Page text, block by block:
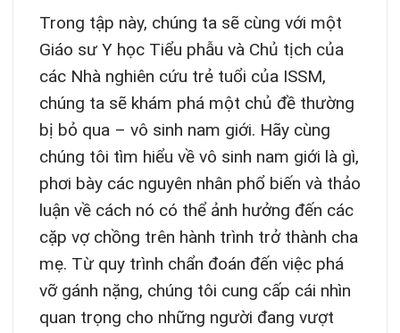
Trong tập này, chúng ta sẽ cùng với một
Giáo sư Y học Tiểu phẫu và Chủ tịch của
các Nhà nghiên cứu trẻ tuổi của ISSM,
chúng ta sẽ khám phá một chủ đề thường
bị bỏ qua – vô sinh nam giới. Hãy cùng
chúng tôi tìm hiểu về vô sinh nam giới là gì,
phơi bày các nguyên nhân phổ biến và thảo
luận về cách nó có thể ảnh hưởng đến các
cặp vợ chồng trên hành trình trở thành cha
mẹ. Từ quy trình chẩn đoán đến việc phá
vỡ gánh nặng, chúng tôi cung cấp cái nhìn
quan trọng cho những người đang vượt